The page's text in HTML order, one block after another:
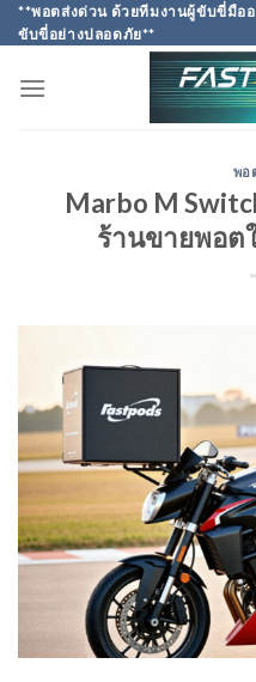
Skip
to
**พอตส่งด่วน ด้วยทีมงานผู้ขับขี่มือ
ขับขี่อย่างปลอดภัย**
พอ
Marbo M
ร้านขายพอต